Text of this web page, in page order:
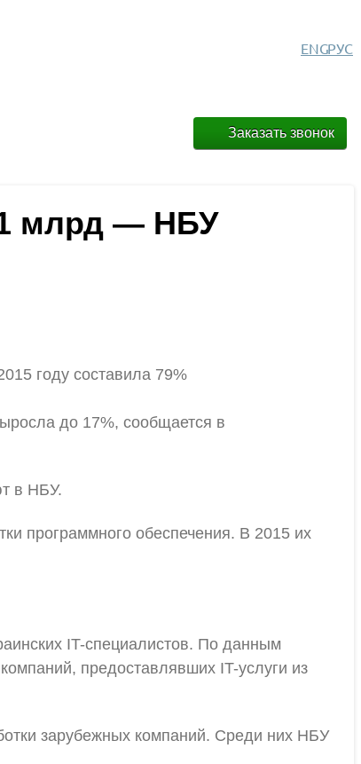
РУС
ENG
Заказать звонок
млрд — НБУ
году составила 79%
до 17%, сообщается в
в НБУ.
программного обеспечения. В 2015 их
IT-специалистов. По данным
предоставлявших IT-услуги из
зарубежных компаний. Среди них НБУ